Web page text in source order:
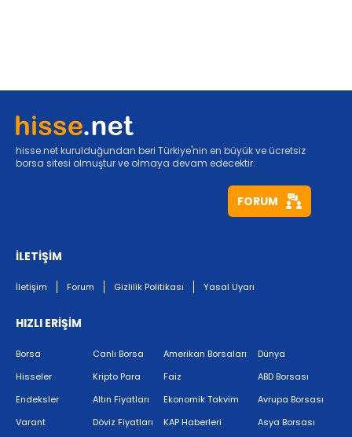
hisse.net kurulduğundan beri Türkiye'nin en büyük ve ücretsiz
borsa sitesi olmuştur ve olmaya devam edecektir.
FORUM
İLETİŞİM
İletişim Forum Gizlilik Politikası Yasal Uyarı
HIZLI ERİŞİM
Borsa
Hisseler
Endeksler
Varant
Canlı Borsa
Kripto Para
Altın Fiyatları
Döviz Fiyatları
Amerikan Borsaları
Faiz
Ekonomik Takvim
KAP Haberleri
Dünya
ABD Borsası
Avrupa Borsası
Asya Borsası